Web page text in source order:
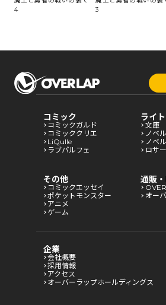
4
3
コミック
コミックガルド
コミッククリエ
LiQulle
ラブパルフェ
ライ
文庫
ノベ
ノベ
ロサ
その他
コミックエッセイ
ポケットモンスター
アニメ
ゲーム
通販
オー
企業
会社概要
採用情報
アクセス
オーバーラップホールディングス